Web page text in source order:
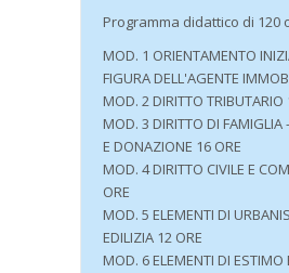
Programma didattico di 120
MOD. 1 ORIENTAMENTO
FIGURA DELL'AGENTE
MOD. 2 DIRITTO TRIBUTARIO
MOD. 3 DIRITTO DI FAMIGLIA
E DONAZIONE 16 ORE
MOD. 4 DIRITTO CIVILE E
ORE
MOD. 5 ELEMENTI DI
EDILIZIA 12 ORE
MOD. 6 ELEMENTI DI ESTIMO